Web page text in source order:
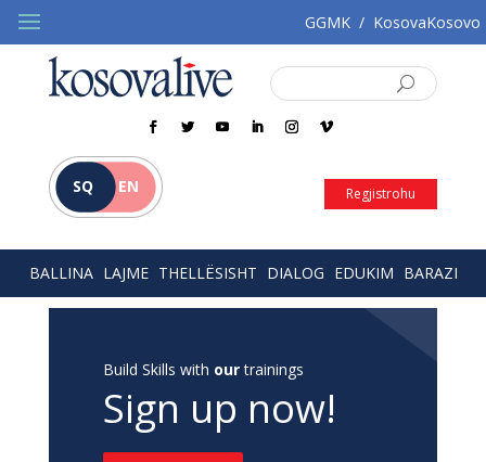
GGMK / KosovaKosovo
SQ EN Regjistrohu
BALLINA LAJME THELLËSISHT DIALOG EDUKIM BARAZI
Build Skills with ourtrainings
Sign up now!